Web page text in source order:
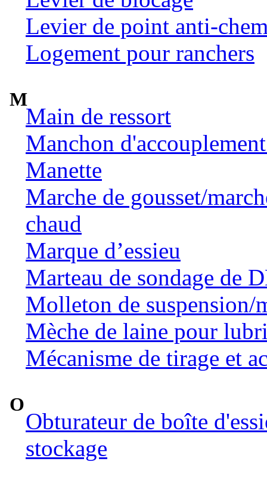
Levier de point anti-
Logement pour ranchers
M
Main de ressort
Manchon
Manette
Marche de gousset/
chaud
Marque d’essieu
Marteau de sondage de
Molleton de suspension/
Mèche de laine pour
Mécanisme de tirage et
O
Obturateur de boîte
stockage